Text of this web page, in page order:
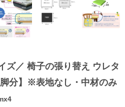
ズ／ 椅子の張り替え ウレタ
分】※表地なし・中材のみ
ン + 不織布 ) いす DIY イ